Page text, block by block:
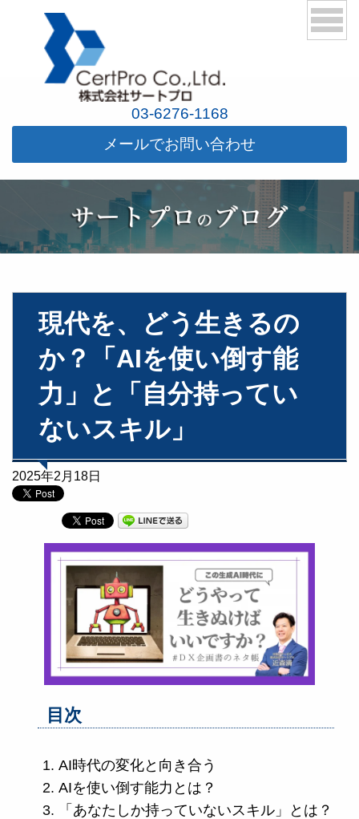
03-6276-1168
メールでお問い合わせ
現代を、どう生きるの
か？「AIを使い倒す能
力」と「自分持ってい
ないスキル」
2025年2月18日
目次
AI時代の変化と向き合う
AIを使い倒す能力とは？
「あなたしか持っていないスキル」とは？